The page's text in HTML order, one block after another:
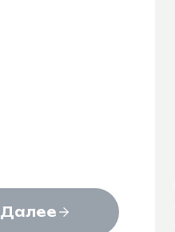
Далее